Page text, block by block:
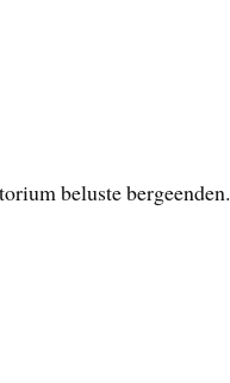
beluste bergeenden.